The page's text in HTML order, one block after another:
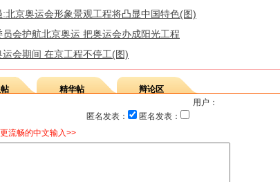
:北京奥运会形象景观工程将凸显中国特色(图)
员会护航北京奥运 把奥运会办成阳光工程
运会期间 在京工程不停工(图)
精华帖
辩论区
用户：
匿名发表：
匿名发表：
流畅的中文输入>>